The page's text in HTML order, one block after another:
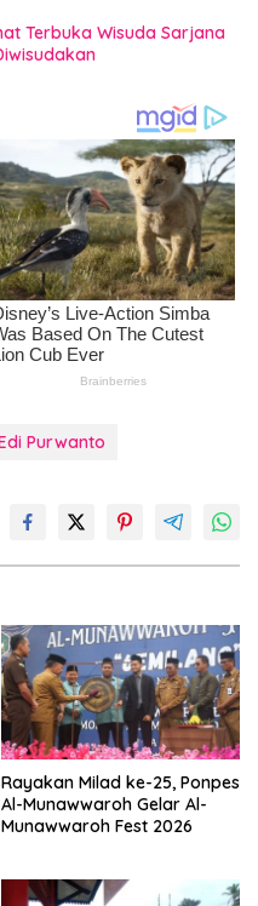
Terbuka Wisuda Sarjana
Purwanto
Rayakan Milad ke-25, Ponpes
Al-Munawwaroh Gelar Al-
Munawwaroh Fest 2026